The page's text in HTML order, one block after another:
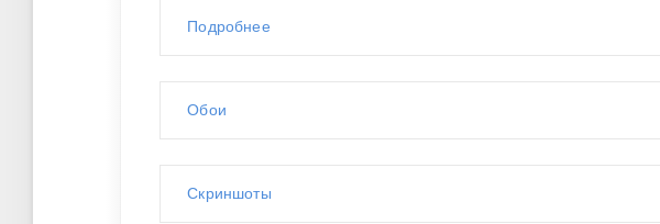
Подробнее
Обои
Скриншоты